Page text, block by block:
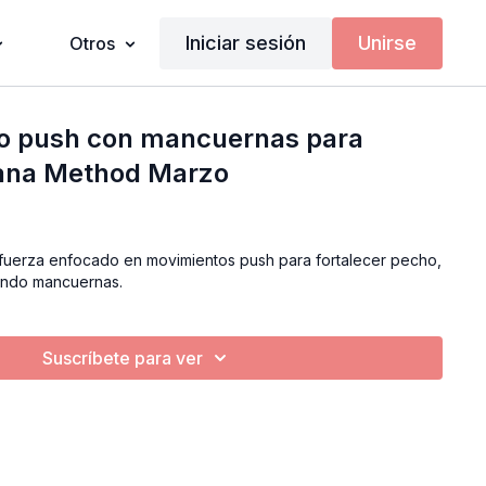
Otros Iniciar sesión Unirse
push con mancuernas para
Method Marzo
enfocado en movimientos push para fortalecer pecho,
mancuernas.
Suscríbete para ver